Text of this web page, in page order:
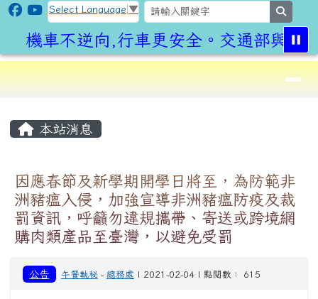
跳至主內容區
CLPS Site
Select Language ▼
機車不逆向,行車更安全。交通部與桃
⏸
導覽列
本站消息
因應春節及新學期開學日將至，為防範非
洲豬瘟入侵，加強宣導非洲豬瘟防疫及裁
罰資訊，呼籲勿違規攜帶、寄送或跨境網
購肉類產品至臺灣，以避免受罰
公告 午餐執秘- 總務處 | 2021-02-04 | 點閱數： 615